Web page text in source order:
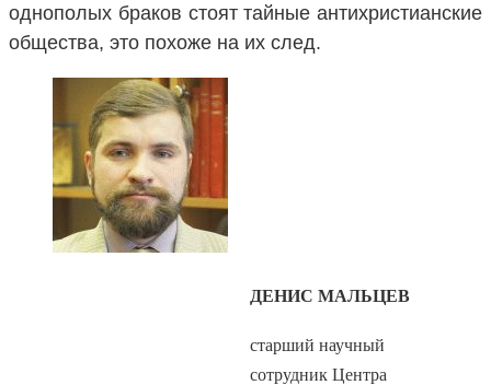
однополых браков стоят тайные антихристианские
общества, это похоже на их след.
ДЕНИС МАЛЬЦЕВ
старший научный
сотрудник Центра